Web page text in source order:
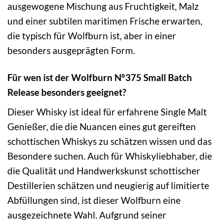
ausgewogene Mischung aus Fruchtigkeit, Malz
und einer subtilen maritimen Frische erwarten,
die typisch für Wolfburn ist, aber in einer
besonders ausgeprägten Form.
Für wen ist der Wolfburn N°375 Small Batch
Release besonders geeignet?
Dieser Whisky ist ideal für erfahrene Single Malt
Genießer, die die Nuancen eines gut gereiften
schottischen Whiskys zu schätzen wissen und das
Besondere suchen. Auch für Whiskyliebhaber, die
die Qualität und Handwerkskunst schottischer
Destillerien schätzen und neugierig auf limitierte
Abfüllungen sind, ist dieser Wolfburn eine
ausgezeichnete Wahl. Aufgrund seiner